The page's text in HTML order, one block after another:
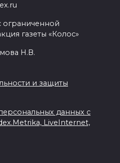
в Сальском
отметили
области с
выдворено
ограниченной
газеты «Колос»
Н.В.
и защиты
данных с
LiveInternet,